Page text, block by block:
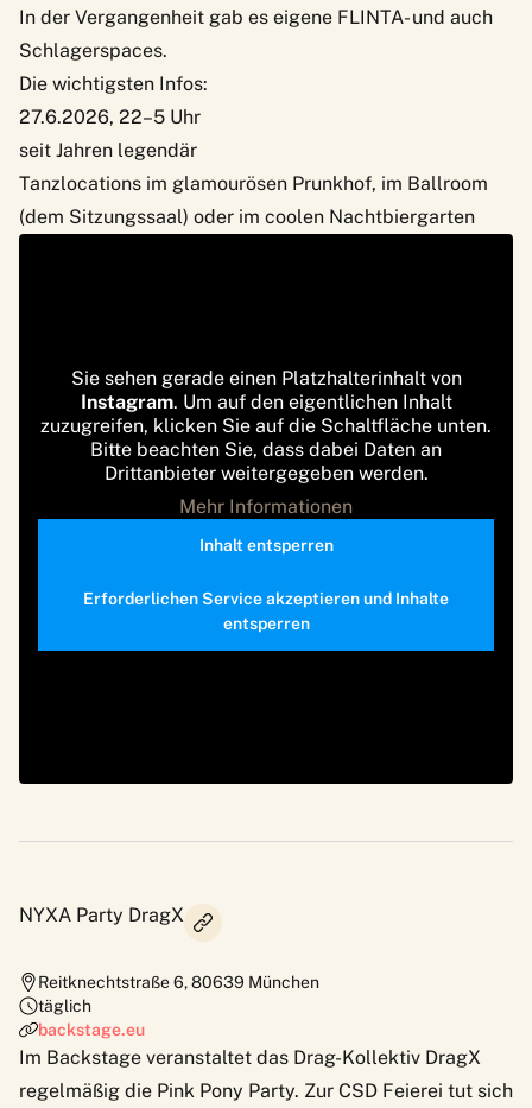
In der Vergangenheit gab es eigene FLINTA- und auch
Schlagerspaces.
Die wichtigsten Infos:
27.6.2026, 22–5 Uhr
seit Jahren legendär
Tanzlocations im glamourösen Prunkhof, im Ballroom
(dem Sitzungssaal) oder im coolen Nachtbiergarten
Sie sehen gerade einen Platzhalterinhalt von
Instagram. Um auf den eigentlichen Inhalt
zuzugreifen, klicken Sie auf die Schaltfläche unten.
Bitte beachten Sie, dass dabei Daten an
Drittanbieter weitergegeben werden.
Mehr Informationen
Inhalt entsperren
Erforderlichen Service akzeptieren und Inhalte
entsperren
NYXA Party DragX
Reitknechtstraße 6,80639 München
täglich
backstage.eu
Im Backstage veranstaltet das Drag-Kollektiv DragX
regelmäßig die Pink Pony Party. Zur CSD Feierei tut sich